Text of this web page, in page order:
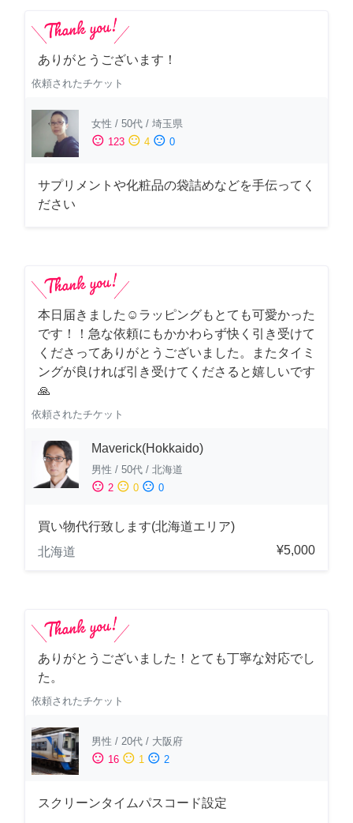
ありがとうございます！
依頼されたチケット
女性 / 50代 / 埼玉県
sentiment_satisfied 123 sentiment_neutral 4 sentiment_dissatisfied 0
サプリメントや化粧品の袋詰めなどを手伝ってく
ださい
本日届きました☺️ラッピングもとても可愛かった
です！！急な依頼にもかかわらず快く引き受けて
くださってありがとうございました。またタイミ
ングが良ければ引き受けてくださると嬉しいです
🙏
依頼されたチケット
Maverick(Hokkaido)
男性 / 50代 / 北海道
sentiment_satisfied 2 sentiment_neutral 0 sentiment_dissatisfied 0
買い物代行致します(北海道エリア)
北海道
¥5,000
ありがとうございました！とても丁寧な対応でし
た。
依頼されたチケット
男性 / 20代 / 大阪府
sentiment_satisfied 16 sentiment_neutral 1 sentiment_dissatisfied 2
スクリーンタイムパスコード設定